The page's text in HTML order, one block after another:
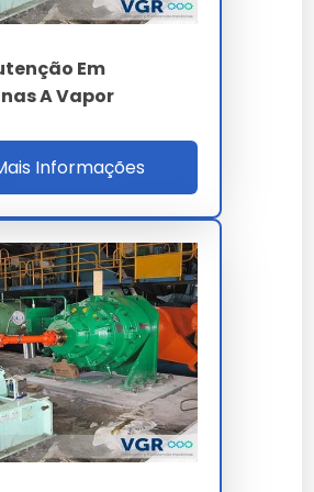
a durabilidade de
depende de boas práticas de
nossa empresa.
para
de turbinas a gás?
modelos de manutenção de
com garantia de fábrica e
manutenção de turbinas a gás
em diversos setores, mantendo a
por nossos clientes.
está à disposição para sanar
Em
A Vapor
Informações